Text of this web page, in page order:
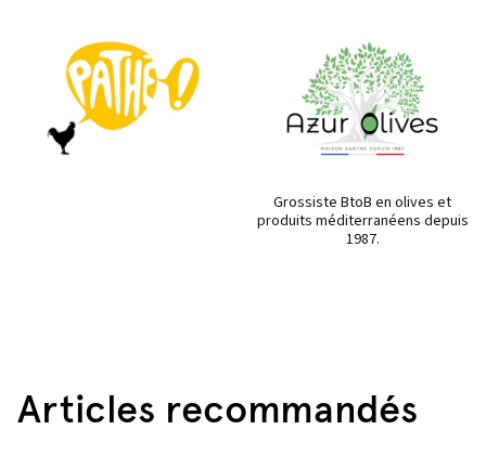
Grossiste BtoB en olives et
produits méditerranéens depuis
1987.
Articles recommandés